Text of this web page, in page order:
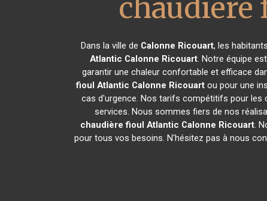
Dans la ville de Calonne Ricouart, les
Atlantic Calonne Ricouart. Notre équipe
garantir une chaleur confortable et efficace
fioul Atlantic Calonne Ricouart ou pour une
cas d'urgence. Nos tarifs compétitifs pour les
services. Nous sommes fiers de nos
chaudière fioul Atlantic Calonne Ricouart.
pour tous vos besoins. N'hésitez pas à nous